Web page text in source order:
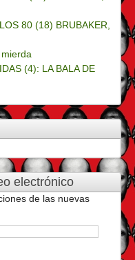
80 (18) BRUBAKER,
(4): LA BALA DE
electrónico
de las nuevas